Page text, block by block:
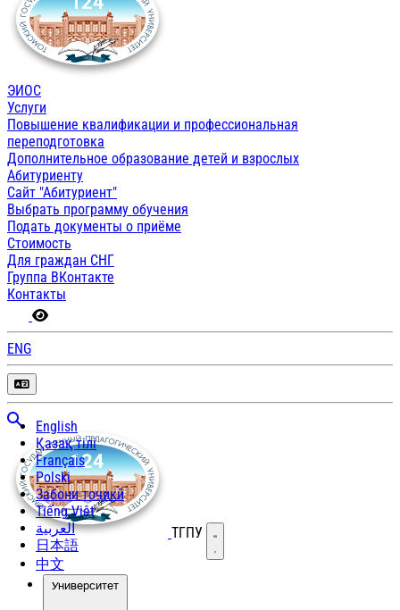
ЭИОС
Услуги
Повышение квалификации и профессиональная
переподготовка
Дополнительное образование детей и взрослых
Абитуриенту
Сайт "Абитуриент"
Выбрать программу обучения
Подать документы о приёме
Стоимость
Для граждан СНГ
Группа ВКонтакте
Контакты
ENG
English
Қазақ тілі
Français
Polski
Забони тоҷикӣ
Tiếng Việt
العربية
日本語
中文
ТГПУ Открыть меню
Университет